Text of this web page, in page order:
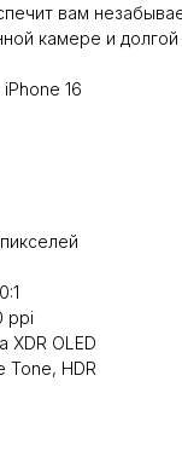
вам
камере и долгой
16
ppi
XDR OLED
Tone, HDR